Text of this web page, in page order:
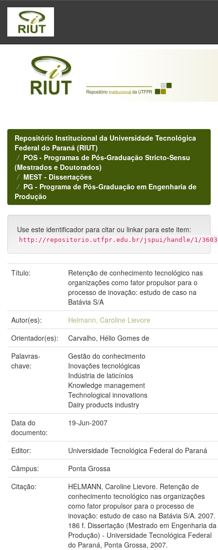
Skip
navigation
Repositório Institucional da Universidade Tecnológica
Federal do Paraná (RIUT)
POS - Programas de Pós-Graduação Stricto-Sensu
(Mestrados e Doutorados)
MEST - Dissertações
PG - Programa de Pós-Graduação em Engenharia de
Produção
Use este identificador para citar ou linkar para este item:
http://repositorio.utfpr.edu.br/jspui/handle/1/3603
Título:
Retenção de conhecimento tecnológico nas
organizações como fator propulsor para o
processo de inovação: estudo de caso na
Batávia S/A
Autor(es):
Helmann, Caroline Lievore
Orientador(es):
Carvalho, Hélio Gomes de
Palavras-
chave:
Gestão do conhecimento
Inovações tecnológicas
Indústria de laticínios
Knowledge management
Technological innovations
Dairy products industry
Data do
documento:
19-Jun-2007
Editor:
Universidade Tecnológica Federal do Paraná
Câmpus:
Ponta Grossa
Citação:
HELMANN, Caroline Lievore. Retenção de
conhecimento tecnológico nas organizações
como fator propulsor para o processo de
inovação: estudo de caso na Batávia S/A. 2007.
186 f. Dissertação (Mestrado em Engenharia da
Produção) - Universidade Tecnológica Federal
do Paraná, Ponta Grossa, 2007.